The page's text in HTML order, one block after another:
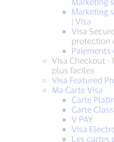
Marketing
| Visa
Visa
protection
Paiements
Visa Checkout -
plus faciles
Visa Featured
Ma Carte Visa
Carte
Carte
V PAY
Visa
Les cartes